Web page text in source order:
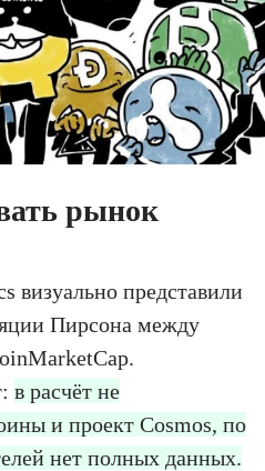
рынок
визуально представили
Пирсона между
в расчёт не
и проект Cosmos, по
нет полных данных.